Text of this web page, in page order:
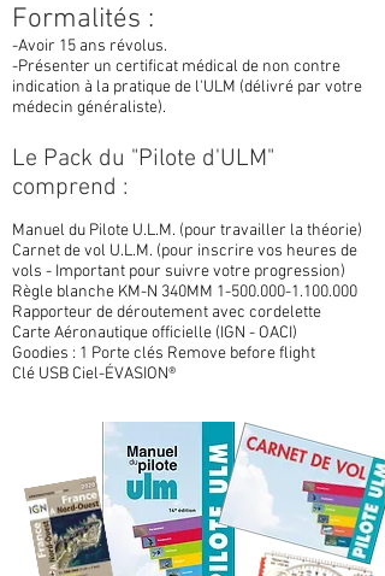
Formalités :
-Avoir 15 ans révolus.
-Présenter un certificat médical de non contre
indication à la pratique de l'ULM (délivré par votre
médecin généraliste).
Le Pack du "Pilote d'ULM"
comprend :
Manuel du Pilote U.L.M. (pour travailler la théorie)
Carnet de vol U.L.M. (pour inscrire vos heures de
vols - Important pour suivre votre progression)
Règle blanche KM-N 340MM 1-500.000-1.100.000
Rapporteur de déroutement avec cordelette
Carte Aéronautique officielle (IGN - OACI)
Goodies : 1 Porte clés Remove before flight
Clé USB Ciel-ÉVASION®